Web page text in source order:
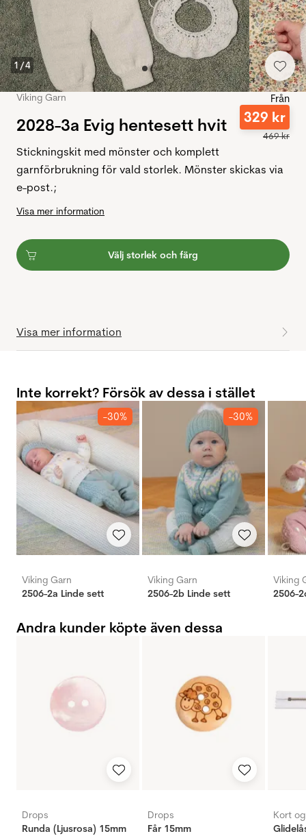
1/4
Viking Garn
2028-3a Evig hentesett hvit
Från
329 kr
469kr
Stickningskit med mönster och komplett
garnförbrukning för vald storlek. Mönster skickas via
e-post.;
Visa mer information
Välj storlek och färg
Visa mer information
Inte korrekt? Försök av dessa i stället
-30%
Viking Garn
2506-2a Linde sett
-30%
Viking Garn
2506-2b Linde sett
Viking
2506-
Andra kunder köpte även dessa
Drops
Runda (Ljusrosa) 15mm
Drops
Får 15mm
Kort